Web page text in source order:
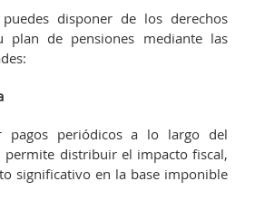
disponer de los derechos
plan de pensiones mediante las
pagos periódicos a lo largo del
permite distribuir el impacto fiscal,
significativo en la base imponible